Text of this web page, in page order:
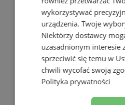
Pozostałe firmy w
reklama
Tworzenie
Wodzisław Śląski
reklama
wykorzystywać
urządzenia. Twoje
Niektórzy dostawcy
uzasadnionym interesie
sprzeciwić się temu w
chwili wycofać swoją
Polityka prywatności